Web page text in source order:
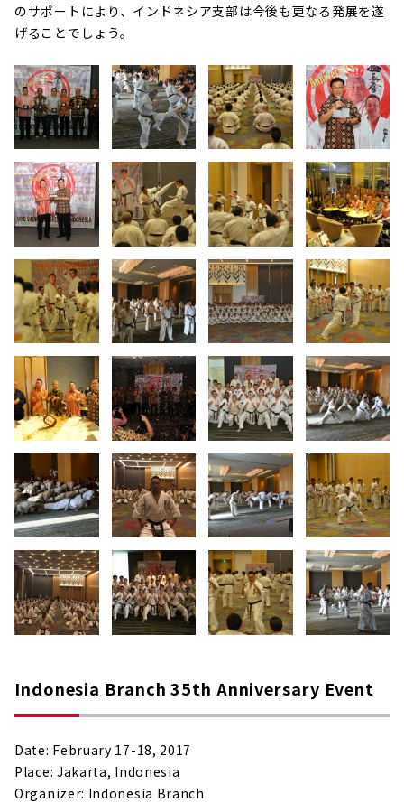
のサポートにより、インドネシア支部は今後も更なる発展を遂
げることでしょう。
Indonesia Branch 35th Anniversary Event
Date: February 17-18, 2017
Place: Jakarta, Indonesia
Organizer: Indonesia Branch